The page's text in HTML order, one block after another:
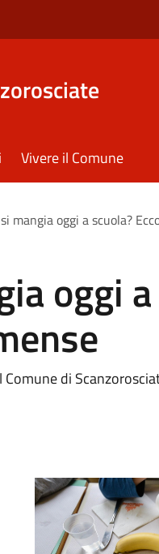
Vivere il Comune
mangia oggi a scuola?
oggi
di